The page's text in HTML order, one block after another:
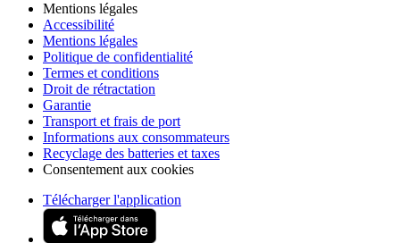
Mentions légales
Accessibilité
Mentions légales
Politique de confidentialité
Termes et conditions
Droit de rétractation
Garantie
Transport et frais de port
Informations aux consommateurs
Recyclage des batteries et taxes
Consentement aux cookies
Télécharger l'application